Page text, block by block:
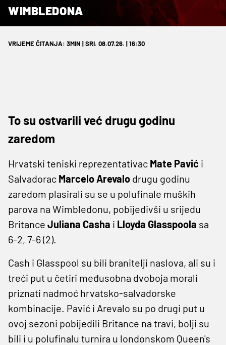
WIMBLEDONA
VRIJEME ČITANJA: 3MIN | SRI. 08.07.26. | 16:30
To su ostvarili već drugu godinu
zaredom
Hrvatski teniski reprezentativac Mate Pavić i
Salvadorac Marcelo Arevalo drugu godinu
zaredom plasirali su se u polufinale muških
parova na Wimbledonu, pobijedivši u srijedu
Britance Juliana Casha i Lloyda Glasspoola sa
6-2, 7-6 (2).
Cash i Glasspool su bili branitelji naslova, ali su i
treći put u četiri međusobna dvoboja morali
priznati nadmoć hrvatsko-salvadorske
kombinacije. Pavić i Arevalo su po drugi put u
ovoj sezoni pobijedili Britance na travi, bolji su
bili i u polufinalu turnira u londonskom Queen's